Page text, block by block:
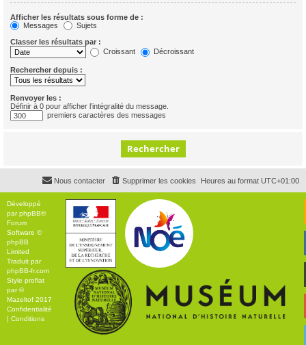
Afficher les résultats sous forme de :
Messages
Sujets
Classer les résultats par :
Croissant
Décroissant
Rechercher depuis :
Renvoyer les :
Définir à 0 pour afficher l’intégralité du message.
premiers caractères des messages
Heures au format UTC+01:00
Supprimer les cookies
Nous contacter
Développé
parphpBB®
Forum
Software ©
phpBB
Limited
Traduit par
phpBB-fr.com
Style proflat
par ©
Mazeltof 2017
Confidentialité
Conditions